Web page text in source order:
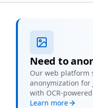
Need to
Our web platform
anonymization for
with OCR-
Learn more